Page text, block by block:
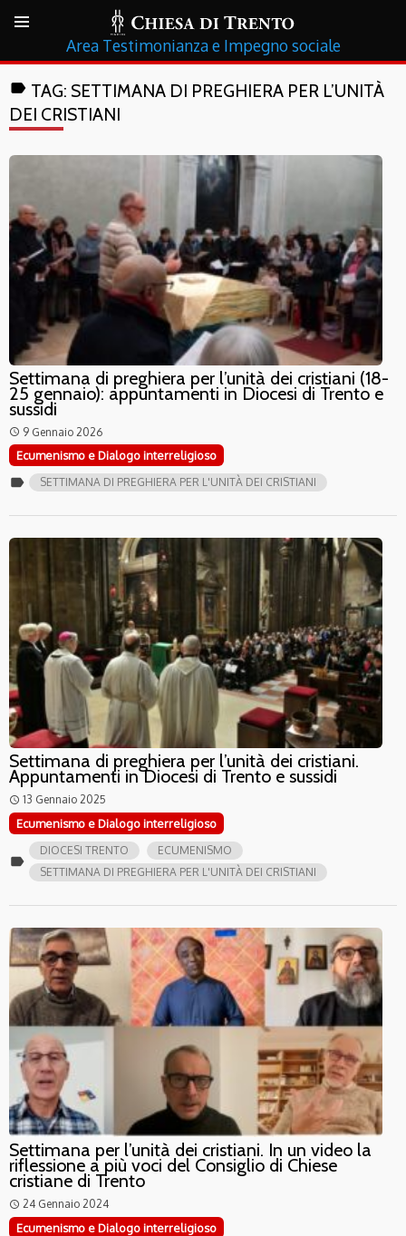
Testimonianza e Impegno sociale
label TAG: SETTIMANA DI PREGHIERA PER L’UNITÀ
DEI CRISTIANI
Settimana di preghiera per l’unità dei cristiani (18-
25 gennaio): appuntamenti in Diocesi di Trento e
sussidi
access_time 9 Gennaio 2026
Ecumenismo e Dialogo interreligioso
label SETTIMANA DI PREGHIERA PER L'UNITÀ DEI CRISTIANI
Settimana di preghiera per l’unità dei cristiani.
Appuntamenti in Diocesi di Trento e sussidi
access_time 13 Gennaio 2025
Ecumenismo e Dialogo interreligioso
label
DIOCESI TRENTO
ECUMENISMO
SETTIMANA DI PREGHIERA PER L'UNITÀ DEI CRISTIANI
Settimana per l’unità dei cristiani. In un video la
riflessione a più voci del Consiglio di Chiese
cristiane di Trento
access_time 24 Gennaio 2024
Ecumenismo e Dialogo interreligioso